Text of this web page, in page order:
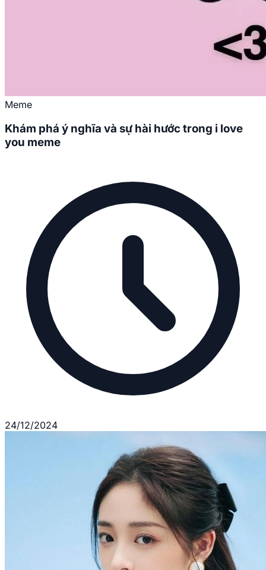
Meme
Khám phá ý nghĩa và sự hài hước trong i love
you meme
24/12/2024